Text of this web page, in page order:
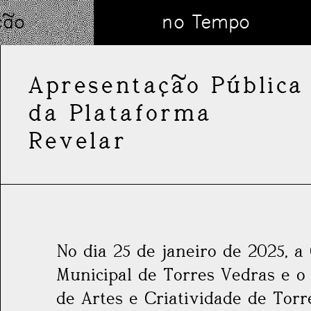
no Tempo
Apresentação Pública
da Plataforma
Revelar
No dia 25 de janeiro de 2025, a
Municipal de Torres Vedras e
de Artes e Criatividade de